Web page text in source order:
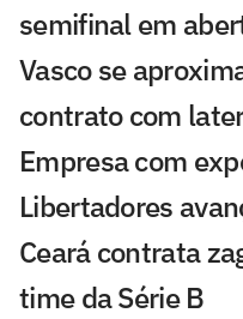
semifinal em
Vasco se
contrato com
Empresa com
Libertadores
Ceará contrata
time da Série B